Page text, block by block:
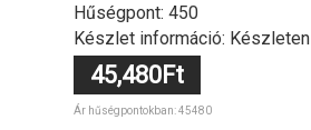
Hűségpont: 450
Készlet információ: Készleten
45,480Ft
Ár hűségpontokban: 45480